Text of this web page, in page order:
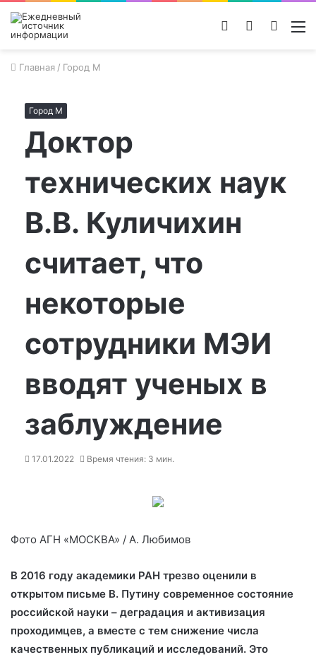
Поиск
Switch
Войти
Главная / Город М
Город М
Доктор
технических наук
В.В. Куличихин
считает, что
некоторые
сотрудники МЭИ
вводят ученых в
заблуждение
17.01.2022 Время чтения: 3 мин.
Фото АГН «МОСКВА» / А. Любимов
В 2016 году академики РАН трезво оценили в
открытом письме В. Путину современное состояние
российской науки – деградация и активизация
проходимцев, а вместе с тем снижение числа
качественных публикаций и исследований. Это